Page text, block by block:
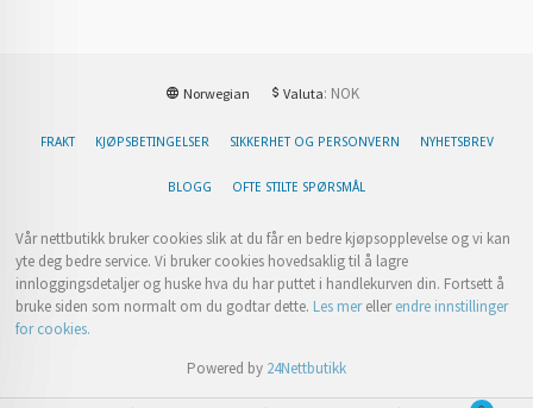
Norwegian Valuta: NOK
FRAKT KJØPSBETINGELSER SIKKERHET OG PERSONVERN NYHETSBREV
BLOGG OFTE STILTE SPØRSMÅL
Vår nettbutikk bruker cookies slik at du får en bedre kjøpsopplevelse og vi kan
yte deg bedre service. Vi bruker cookies hovedsaklig til å lagre
innloggingsdetaljer og huske hva du har puttet i handlekurven din. Fortsett å
bruke siden som normalt om du godtar dette. Les merellerendre innstillinger
for cookies.
Powered by 24Nettbutikk